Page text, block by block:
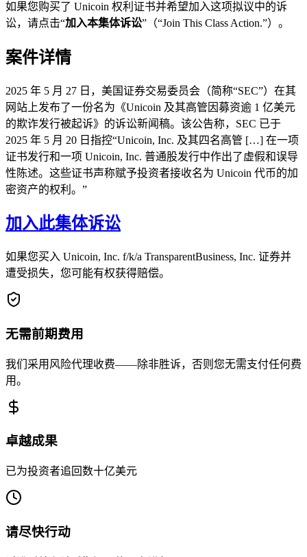
如果您购买了 Unicoin 权利证书并希望加入这项拟议中的诉
讼，请点击“加入本集体诉讼”（“Join This Class Action.”）。
案件详情
2025 年 5 月 27 日，美国证券交易委员会（简称“SEC”）在其
网站上发布了一份名为《Unicoin 及其高管因募资逾 1 亿美元
的欺诈发行被起诉》的诉讼新闻稿。该公告称，SEC 已于
2025 年 5 月 20 日指控“Unicoin, Inc. 及其四名高管 […] 在一项
证书发行和一项 Unicoin, Inc. 普通股发行中作出了虚假和误导
性陈述。这些证书声称赋予投资者接收名为 Unicoin 代币的加
密资产的权利。”
加入此集体诉讼
如果您买入 Unicoin, Inc. f/k/a TransparentBusiness, Inc. 证券并
遭受损失，您可能有权获得赔偿。
无需前期费用
我们采用风险代理收费——除非胜诉，否则您无需支付任何费
用。
卓越成果
已为投资者追回数十亿美元
请尽快行动